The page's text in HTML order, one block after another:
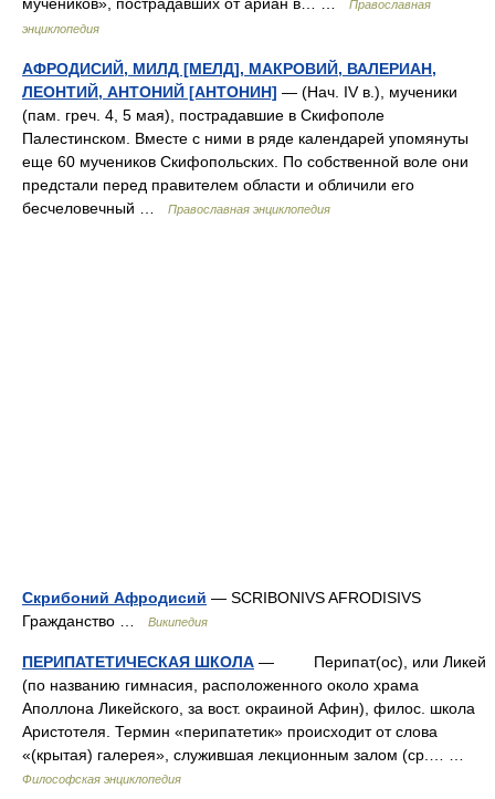
Православная
энциклопедия
АФРОДИСИЙ, МИЛД [МЕЛД], МАКРОВИЙ, ВАЛЕРИАН,
ЛЕОНТИЙ, АНТОНИЙ [АНТОНИН] — (Нач. IV в.), мученики
(пам. греч. 4, 5 мая), пострадавшие в Скифополе
Палестинском. Вместе с ними в ряде календарей упомянуты
еще 60 мучеников Скифопольских. По собственной воле они
предстали перед правителем области и обличили его
бесчеловечный …
Православная энциклопедия
Скрибоний Афродисий — SCRIBONIVS AFRODISIVS
Гражданство …
Википедия
ПЕРИПАТЕТИЧЕСКАЯ ШКОЛА — Пеpипат(ос), или Ликей
(по названию гимнасия, расположенного около храма
Аполлона Ликейского, за вост. окраиной Афин), филос. школа
Аристотеля. Термин «перипатетик» происходит от слова
«(крытая) галерея», служившая лекционным залом (ср.… …
Философская энциклопедия